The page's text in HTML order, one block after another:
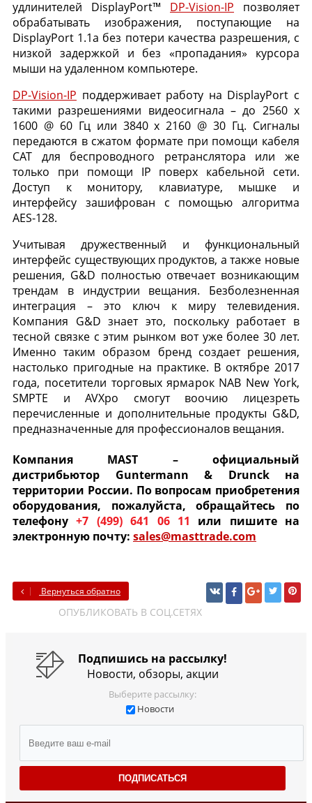
удлинителей DisplayPort™ DP-Vision-IP позволяет
обрабатывать изображения, поступающие на
DisplayPort 1.1a без потери качества разрешения, с
низкой задержкой и без «пропадания» курсора
мыши на удаленном компьютере.
DP-Vision-IP поддерживает работу на DisplayPort с
такими разрешениями видеосигнала – до 2560 x
1600 @ 60 Гц или 3840 x 2160 @ 30 Гц. Сигналы
передаются в сжатом формате при помощи кабеля
CAT для беспроводного ретранслятора или же
только при помощи IP поверх кабельной сети.
Доступ к монитору, клавиатуре, мышке и
интерфейсу зашифрован с помощью алгоритма
AES-128.
Учитывая дружественный и функциональный
интерфейс существующих продуктов, а также новые
решения, G&D полностью отвечает возникающим
трендам в индустрии вещания. Безболезненная
интеграция – это ключ к миру телевидения.
Компания G&D знает это, поскольку работает в
тесной связке с этим рынком вот уже более 30 лет.
Именно таким образом бренд создает решения,
настолько пригодные на практике. В октябре 2017
года, посетители торговых ярмарок NAB New York,
SMPTE и AVXpo смогут воочию лицезреть
перечисленные и дополнительные продукты G&D,
предназначенные для профессионалов вещания.
Компания MAST – официальный
дистрибьютор Guntermann & Drunck на
территории России. По вопросам приобретения
оборудования, пожалуйста, обращайтесь по
телефону+7 (499) 641 06 11 или пишите на
электронную почту: sales@masttrade.com
Вернуться обратно
ОПУБЛИКОВАТЬ В СОЦ.СЕТЯХ
Подпишись на рассылку!
Новости, обзоры, акции
Выберите рассылку:
Новости
ПОДПИСАТЬСЯ